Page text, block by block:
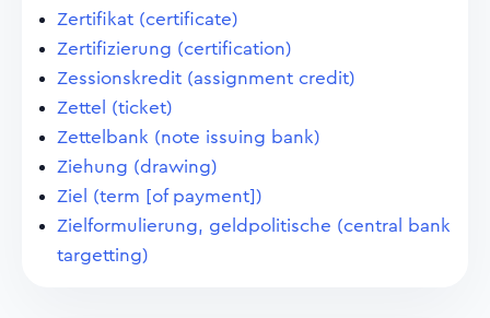
Zertifikat (certificate)
Zertifizierung (certification)
Zessionskredit (assignment credit)
Zettel (ticket)
Zettelbank (note issuing bank)
Ziehung (drawing)
Ziel (term [of payment])
Zielformulierung, geldpolitische (central bank
targetting)